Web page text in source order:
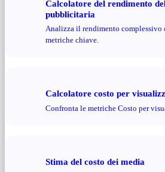
Calcolatore del rendimento
pubblicitaria
Analizza il rendimento complessivo
metriche chiave.
Calcolatore costo per
Confronta le metriche Costo per
Stima del costo dei media